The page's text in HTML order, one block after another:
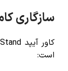
سازگاری
است: